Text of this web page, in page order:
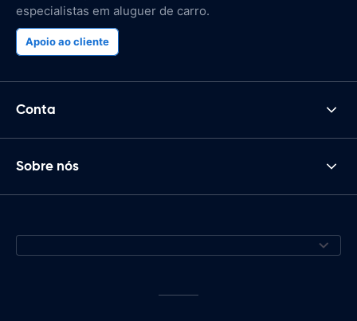
especialistas em aluguer de carro.
Apoio ao cliente
Conta
Sobre nós